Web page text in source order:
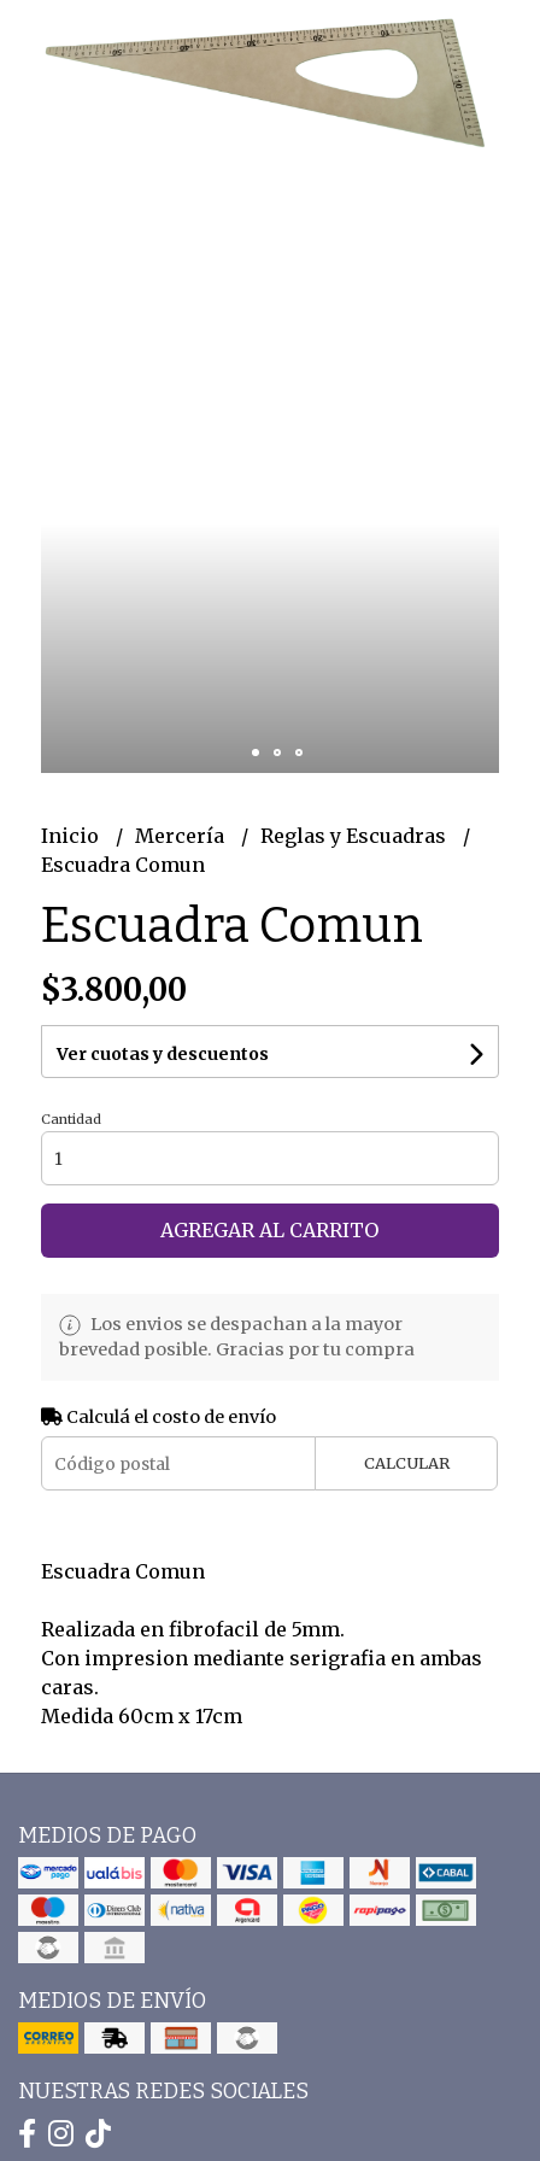
Inicio Mercería
Reglas y Escuadras
Escuadra Comun
Escuadra Comun
$3.800,00
Ver cuotas y descuentos
Cantidad
AGREGAR AL CARRITO
Los envios se despachan a la mayor
brevedad posible. Gracias por tu compra
Calculá el costo de envío
CALCULAR
Escuadra Comun
Realizada en fibrofacil de 5mm.
Con impresion mediante serigrafia en ambas
caras.
Medida 60cm x 17cm
MEDIOS DE PAGO
MEDIOS DE ENVÍO
NUESTRAS REDES SOCIALES